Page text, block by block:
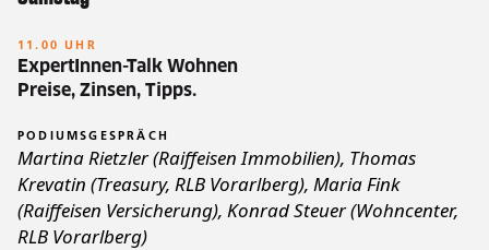
11.00 UHR
ExpertInnen-Talk Wohnen
Preise, Zinsen, Tipps.
PODIUMSGESPRÄCH
Martina Rietzler (Raiffeisen Immobilien), Thomas
Krevatin (Treasury, RLB Vorarlberg), Maria Fink
(Raiffeisen Versicherung), Konrad Steuer (Wohncenter,
RLB Vorarlberg)